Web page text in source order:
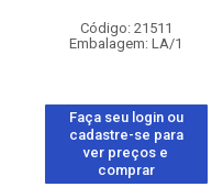
Código: 21511
Embalagem: LA/1
Faça seu login ou
cadastre-se para
ver preços e
comprar